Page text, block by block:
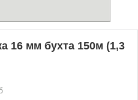
16 мм бухта 150м (1,3